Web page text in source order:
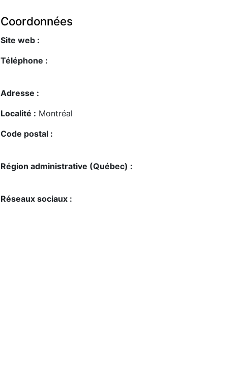
Coordonnées
Site web :
Téléphone :
Adresse :
Localité : Montréal
Code postal :
Région administrative (Québec) :
Réseaux sociaux :